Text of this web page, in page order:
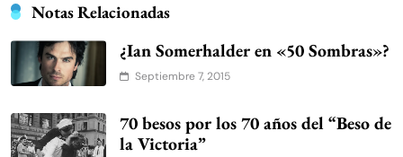
Notas Relacionadas
¿Ian Somerhalder en «50 Sombras»?
Septiembre 7, 2015
70 besos por los 70 años del “Beso de
la Victoria”